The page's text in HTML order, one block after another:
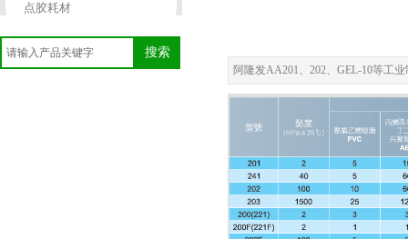
点胶耗材
阿隆发AA201、202、GEL-10等工
搜索